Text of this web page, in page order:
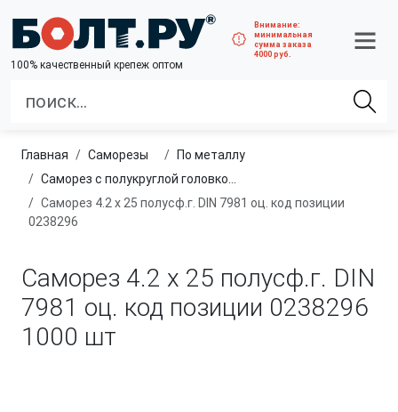
100% качественный крепеж оптом
Внимание:
минимальная
сумма заказа
4000 руб.
Главная саморезы
по металлу
Саморез с полукруглой головкой с острым концом
Саморез 4.2 х 25 полусф.г. DIN 7981 оц. код позиции
0238296
Саморез 4.2 х 25 полусф.г. DIN
7981 оц. код позиции 0238296
1000 шт